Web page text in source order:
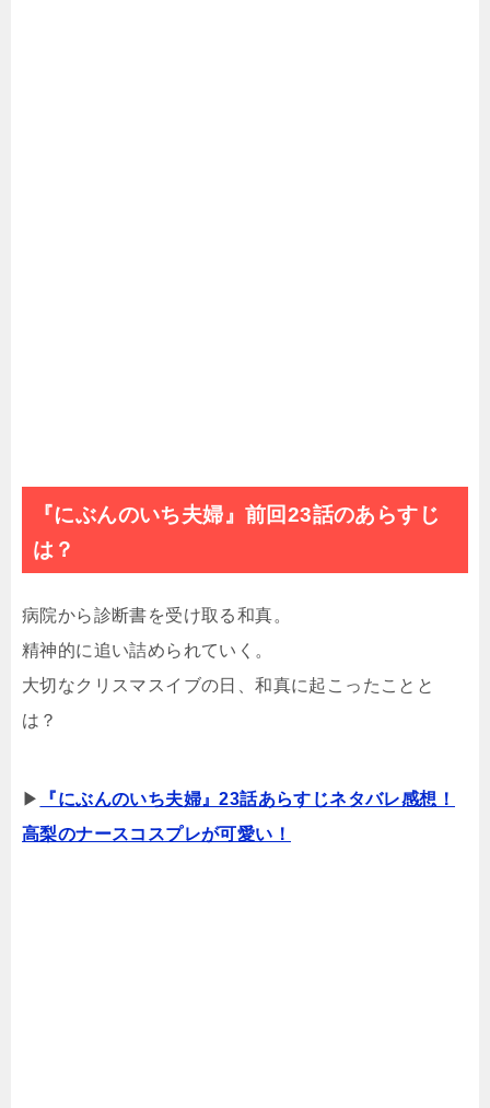
『にぶんのいち夫婦』前回23話のあらすじ
は？
病院から診断書を受け取る和真。
精神的に追い詰められていく。
大切なクリスマスイブの日、和真に起こったことと
は？
▶
『にぶんのいち夫婦』23話あらすじネタバレ感想！
高梨のナースコスプレが可愛い！